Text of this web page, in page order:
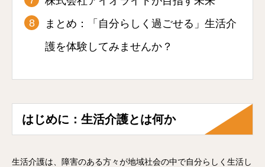
まとめ：「自分らしく過ごせる」生活介
護を体験してみませんか？
はじめに：生活介護とは何か
生活介護は、障害のある方々が地域社会の中で自分らしく生活し